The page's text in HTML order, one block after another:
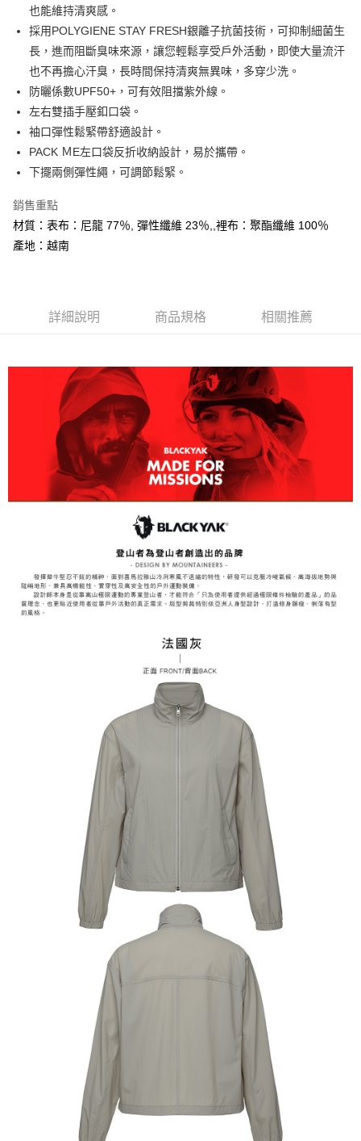
Google Pay
全盈+PAY
大哥付你分期
相關說明
【大哥付你分期使用說明】
1.本服務由台灣大哥大提供，台灣大哥大用戶可立即使用無須另外申請。
2.付款方式選擇「大哥付你分期」，訂單成立後會自動跳轉到大哥付的交易
流程，驗證手機門號後，選擇欲分期的期數、繳款截止日，確認付款後即完
3.實際核准額度、可分期數及費用金額請依後續交易確認頁面所載為準。
消。如遇「轉專審核」未通過狀況，表示未達大哥付你分期系統評分，恕無
法說明評估內容。
1.分期款項不併入電信帳單，「大哥付你分期」於每月結算日後寄送繳費提
【注意事項】
買賣價金債權讓與本公司後，依約使用本公司帳單繳交帳款。
2.基於同意付款使用「大哥付你分期」之契約關係目的，商店將以您的個人
資料（包含姓名、電話或地址）提供予台灣大哥大進項蒐集、處理及利用，
由本公司與您本人進行分期帳單所需資料之確認、核對及更正。
3.完整用戶服務條款，請詳閱以下連結：https://oppay.tw/userRule
AFTEE先享後付
相關說明
【關於「AFTEE先享後付」】
AFTEE先享後付是「在收到商品之後才付款」的支付方式。 讓您購物簡單
１．簡單：不需註冊會員、不需綁卡、不需儲值。
２．便利：只要手機號碼，簡訊認證，即可結帳。
３．安心：先確認商品／服務後，再付款。
３．收到繳費通知簡訊後14天內，點擊此簡訊中的連結，可透過四大超商／
後付繳納相關費用。
※ 交易是否成功請以「AFTEE先享後付 」之結帳頁面顯示為準，若有關於
是否繳費成功／繳費後需取消欲退款等相關疑問，請聯繫「AFTEE先享後付
客戶支援中心」 https://netprotections.freshdesk.com/support/home
【注意事項】
１．透過由恩沛科技股份有限公司提供之「AFTEE先享後付」服務完成之交
易，需依本服務之必要範圍內提供個人資料，並將交易相關給付款項請求債
權轉讓予恩沛科技股份有限公司。
２．關於個人資料處理事宜，請瀏覽以下網址：
https://aftee.tw/terms/#terms3
３．未成年的使用者請事先徵得法定代理人或監護人之同意方可使用
「AFTEE先享後付」，若未經同意申辦者引起之損失，本公司不負相關責
４．使用「AFTEE先享後付」時，將依據個別帳號之用戶狀況，依本公司即
時審查核予不同之上限額度；若仍有額度不足之情形，本公司將視審查結果
請求用戶進行身份認證。
恩沛科技股份有限公司將有權停止該用戶之使用額度並採取法律行動。
ATM付款
運送方式
全家取貨付款
每筆NT$60，滿NT$599(含以上)免運費
付款後萊爾富取貨
每筆NT$60，滿NT$799(含以上)免運費
7-11取貨付款
每筆NT$60，滿NT$799(含以上)免運費
付款後7-11取貨
每筆NT$60，滿NT$799(含以上)免運費
每筆NT$70，滿NT$799(含以上)免運費
也能維持清爽感。
採用POLYGIENE STAY FRESH銀離子抗菌技術，可抑制細菌生
長，進而阻斷臭味來源，讓您輕鬆享受戶外活動，即使大量流汗
也不再擔心汗臭，長時間保持清爽無異味，多穿少洗。
防曬係數UPF50+，可有效阻擋紫外線。
左右雙插手壓釦口袋。
袖口彈性鬆緊帶舒適設計。
PACK ＭE左口袋反折收納設計，易於攜帶。
下擺兩側彈性繩，可調節鬆緊。
銷售重點
材質：表布：尼龍 77％, 彈性纖維 23％,,裡布：聚酯纖維 100％
產地：越南
詳細說明 商品規格 相關推薦